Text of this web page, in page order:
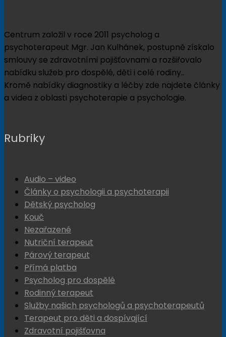
Centrum založil v roce 2011 psycholog a
psychoterapeut Mgr. Jan Kulhánek, postupně získalo
smlouvy se zdravotními pojišťovnami a rozšiřovalo
nabídku služeb pro dospělé, děti i celé rodiny..
Kromě nabídky diagnostiky a léčby zde najdete články
a videa z oblasti psychoterapie a psychologie.
Rubriky
Audio – video
Články o psychologii a psychoterapii
Dětský psycholog
Kouč
Nezařazené
Nutriční terapeut
Párový terapeut
Přímá platba
Psycholog pro dospělé
Rodinný terapeut
Služby našich psychologů a psychoterapeutů
Terapeut pro děti a dospívající
Zdravotní pojišťovna